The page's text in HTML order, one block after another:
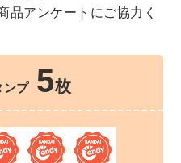
品アンケートにご協力く
ンプ 5枚